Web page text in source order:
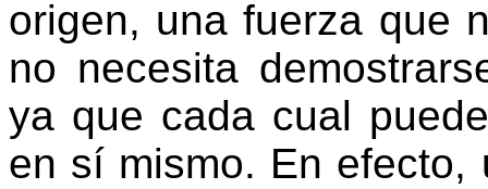
origen, una fuerza que
no necesita
ya que cada cual
en sí mismo. En efecto,